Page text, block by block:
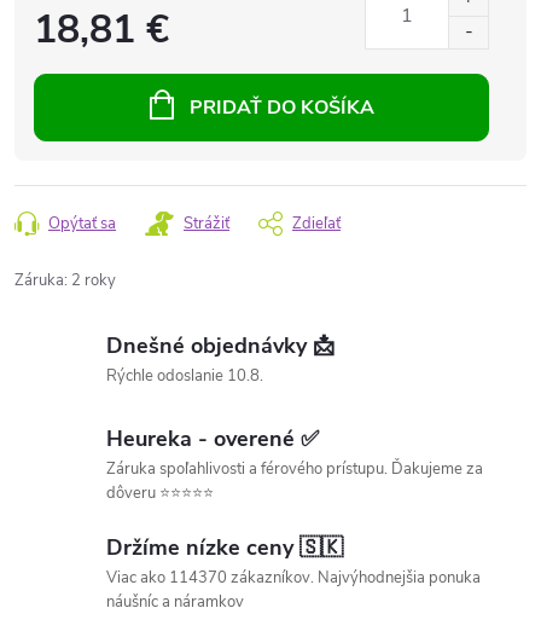
18,81 €
PRIDAŤ DO KOŠÍKA
Opýtať sa Strážiť Zdieľať
Záruka: 2 roky
Dnešné objednávky 📩
Rýchle odoslanie 10.8.
Heureka - overené ✅
Záruka spoľahlivosti a férového prístupu. Ďakujeme za
dôveru ⭐⭐⭐⭐⭐
Držíme nízke ceny 🇸🇰
Viac ako 114370 zákazníkov. Najvýhodnejšia ponuka
náušníc a náramkov